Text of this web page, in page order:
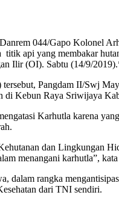
044/Gapo Kolonel
api yang membakar
Ilir (OI). Sabtu (14/9/
Pangdam II/Swj
di Kebun Raya Sriwijaya
Karhutla karena
dan Lingkungan
menangani karhutla”, kata
dalam rangka
dari TNI sendiri.